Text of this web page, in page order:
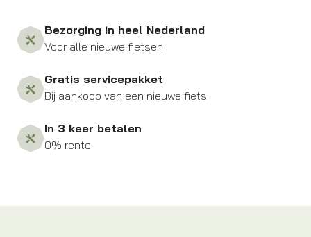
Bezorging in heel Nederland
Voor alle nieuwe fietsen
Gratis servicepakket
Bij aankoop van een nieuwe fiets
In 3 keer betalen
0% rente